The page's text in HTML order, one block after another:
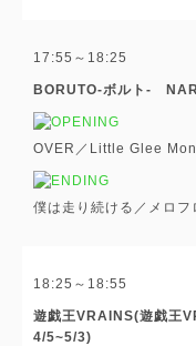
17:55～18:25
BORUTO-ボルト-
OVER／Little Glee
僕は走り続ける／メロフ
18:25～18:55
遊戯王VRAINS(遊戯王
4/5~5/3)